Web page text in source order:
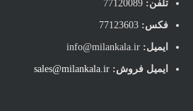
تلفن:
فکس:
ایمیل:
ایمیل فروش: sales@milankala.ir